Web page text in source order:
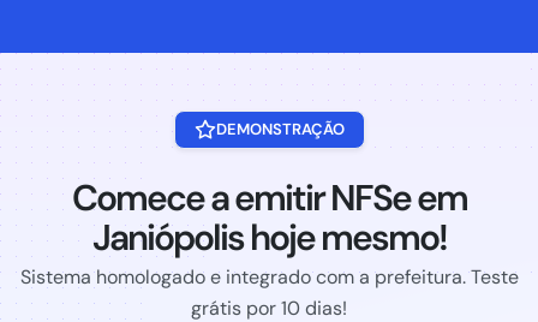
DEMONSTRAÇÃO
Comece a emitir NFSe em
Janiópolis hoje mesmo!
Sistema homologado e integrado com a prefeitura. Teste
grátis por 10 dias!